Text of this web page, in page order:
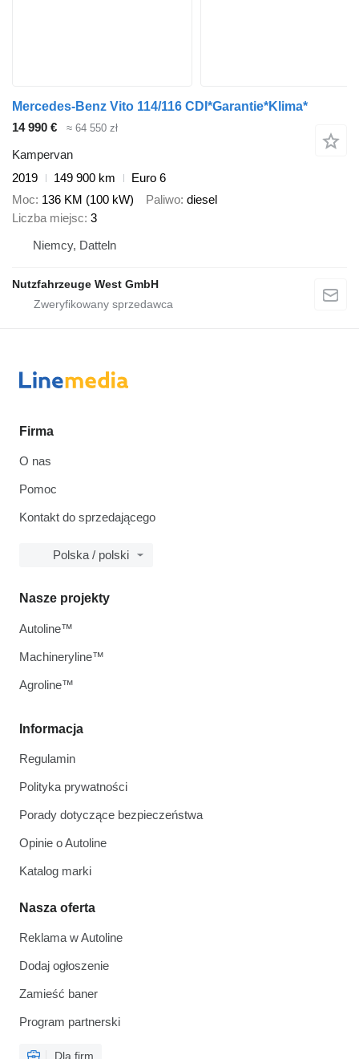
Mercedes-Benz Vito 114/116 CDI*Garantie*Klima*
14 990 €
≈ 64 550 zł
Kampervan
2019
149 900 km
Euro 6
Moc 136 KM (100 kW) Paliwo diesel
Liczba miejsc 3
Niemcy, Datteln
Nutzfahrzeuge West GmbH
Firma
O nas
Pomoc
Kontakt do sprzedającego
Polska / polski
Informacja
Regulamin
Polityka prywatności
Porady dotyczące bezpieczeństwa
Opinie o Autoline
Katalog marki
Nasza oferta
Reklama w Autoline
Dodaj ogłoszenie
Zamieść baner
Program partnerski
Dla firm
Nasze projekty
Autoline™
Machineryline™
Agroline™